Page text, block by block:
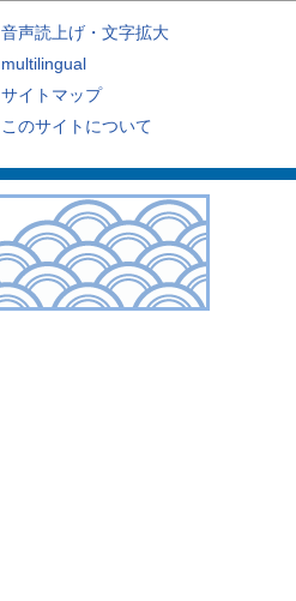
音声読上げ・文字拡大
multilingual
サイトマップ
このサイトについて